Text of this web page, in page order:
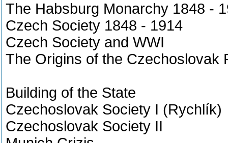
The Habsburg Monarchy 1848 -
Czech Society 1848 - 1914
Czech Society and WWI
The Origins of the Czechoslovak
Building of the State
Czechoslovak Society I (Rychlík)
Czechoslovak Society II